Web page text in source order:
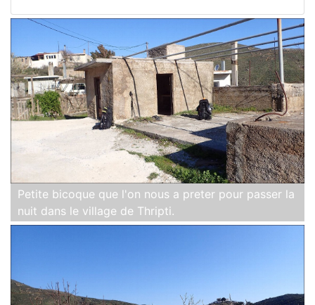
Petite bicoque que l'on nous a preter pour passer la
nuit dans le village de Thripti.